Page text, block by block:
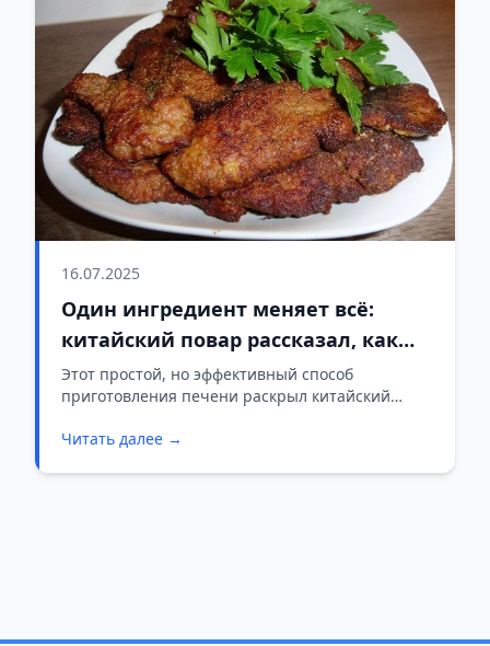
16.07.2025
Один ингредиент меняет всё:
китайский повар рассказал, как
приготовить нежнейшую печень
Этот простой, но эффективный способ
приготовления печени раскрыл китайский
характерной горечи.
Читать далее →